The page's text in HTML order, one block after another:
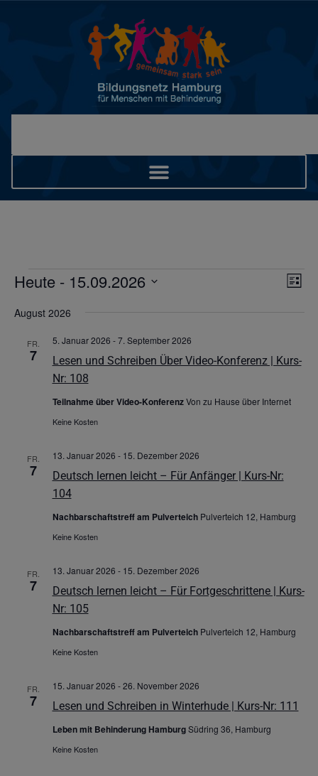
Liste
Heute - 15.09.2026
wählen.
August 2026
FR.
7
Lesen und Schreiben Über Video-Konferenz | Kurs-
Nr: 108
5. Januar 2026 -7. September 2026
Teilnahme über Video-KonferenzVon zu Hause über Internet
Keine Kosten
FR.
7
Deutsch lernen leicht – Für Anfänger | Kurs-Nr:
104
13. Januar 2026 - 15. Dezember 2026
Nachbarschaftstreff am Pulverteich Pulverteich 12, Hamburg
Keine Kosten
FR.
7
Deutsch lernen leicht – Für Fortgeschrittene | Kurs-
Nr: 105
13. Januar 2026 - 15. Dezember 2026
Nachbarschaftstreff am Pulverteich Pulverteich 12, Hamburg
Keine Kosten
FR.
7 Lesen und Schreiben in Winterhude | Kurs-Nr: 111
15. Januar 2026 -26. November 2026
Leben mit Behinderung HamburgSüdring 36, Hamburg
Keine Kosten